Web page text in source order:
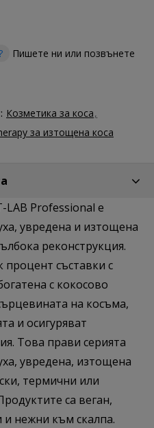
Пишете ни или позвънете
Козметика за коса
за изтощена коса
LAB Professional е
увредена и изтощена
реконструкция.
съставки с
с кокосово
на косъма,
и осигуряват
Това прави серията
увредена, изтощена
термични или
са веган,
и нежни към скалпа.